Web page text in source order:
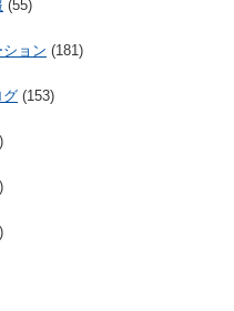
(55)
ョン (181)
グ (153)